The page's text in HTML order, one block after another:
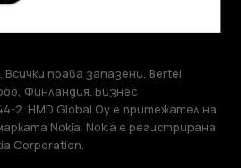
Всички права запазени. Bertel
Финландия. Бизнес
2. HMD Global Oy е притежател на
Nokia. Nokia е регистрирана
Corporation.